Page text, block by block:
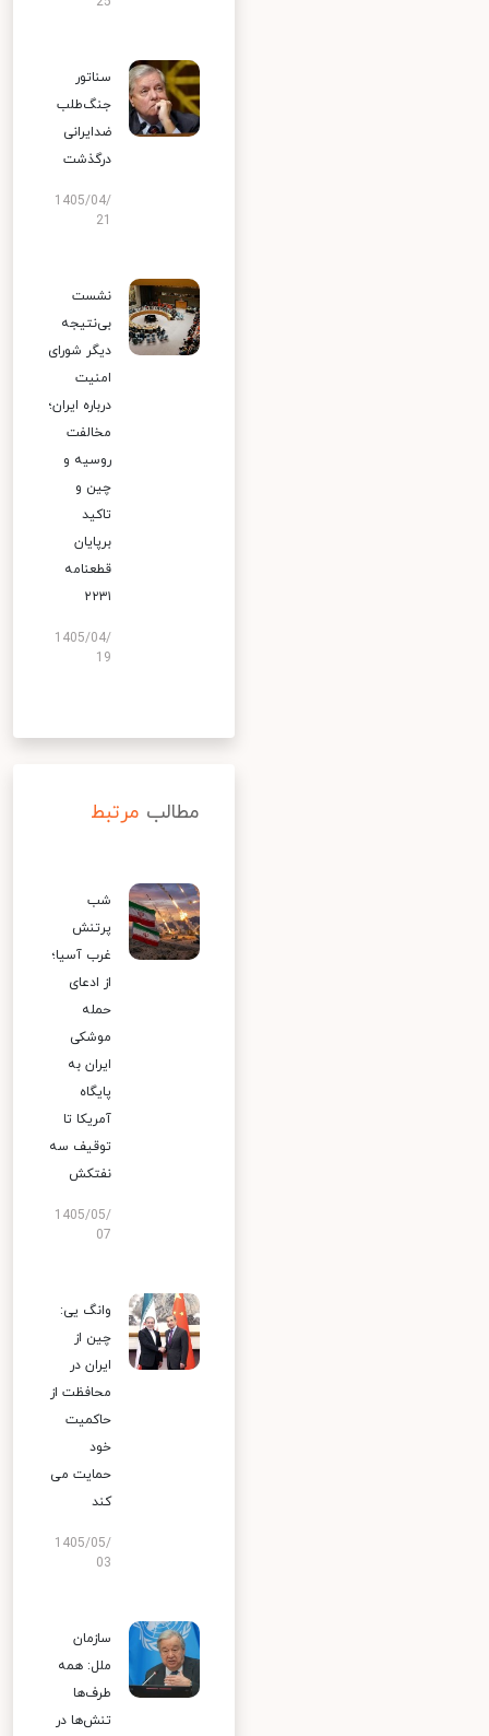
سناتور
جنگ‌طلب
ضدایرانی
درگذشت
1405/04/
نشست
بی‌نتیجه
دیگر شورای
امنیت
درباره ایران؛
مخالفت
روسیه و
چین و
تاکید
برپایان
قطعنامه
۲۲۳۱
1405/04/
19
مطالب مرتبط
شب
پرتنش
غرب آسیا؛
از ادعای
حمله
موشکی
ایران به
پایگاه
آمریکا تا
توقیف سه
نفتکش
1405/05/
07
وانگ یی:
چین از
ایران در
محافظت از
حاکمیت
خود
حمایت می
کند
1405/05/
03
سازمان
ملل: همه
طرف‌ها
تنش‌ها در